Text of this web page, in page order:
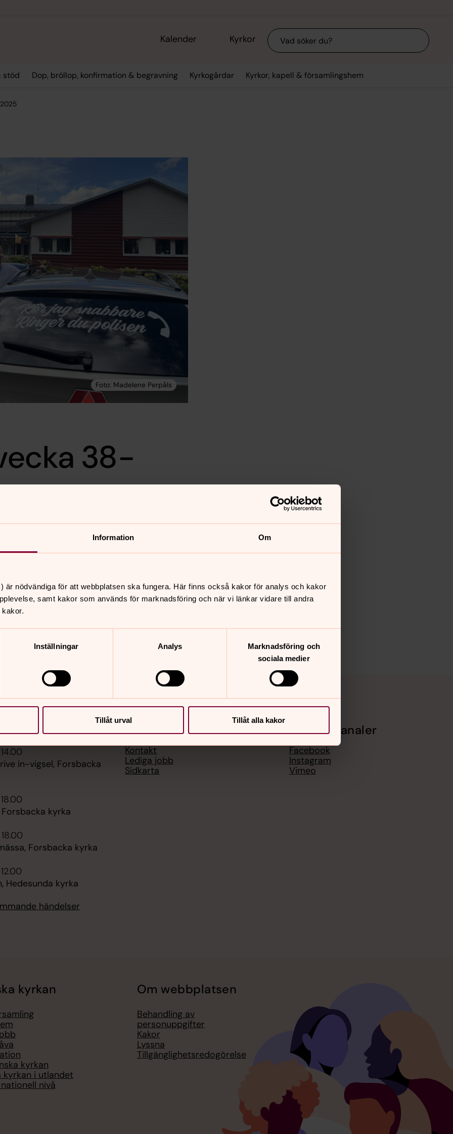
Information Om
är nödvändiga för att webbplatsen ska fungera. Här finns också kakor för analys och kakor
samt kakor som används för marknadsföring och när vi länkar vidare till andra
Inställningar Analys
Marknadsföring och
sociala medier
Tillåt urval Tillåt alla kakor
Kalender Kyrkor Sök
stöd Dop, bröllop, konfirmation & begravning Kyrkogårdar Kyrkor, kapell & församlingshem
38-
in-vigsel, Forsbacka
kyrka
Forsbacka kyrka
Hedesunda kyrka
händelser
Hitta snabbt
Kontakt
Lediga jobb
Sidkarta
Sociala kanaler
Facebook
Instagram
Vimeo
kyrkan
kyrkan
kyrkan i utlandet
nivå
Om webbplatsen
Behandling av
personuppgifter
Kakor
Lyssna
Tillgänglighetsredogörelse